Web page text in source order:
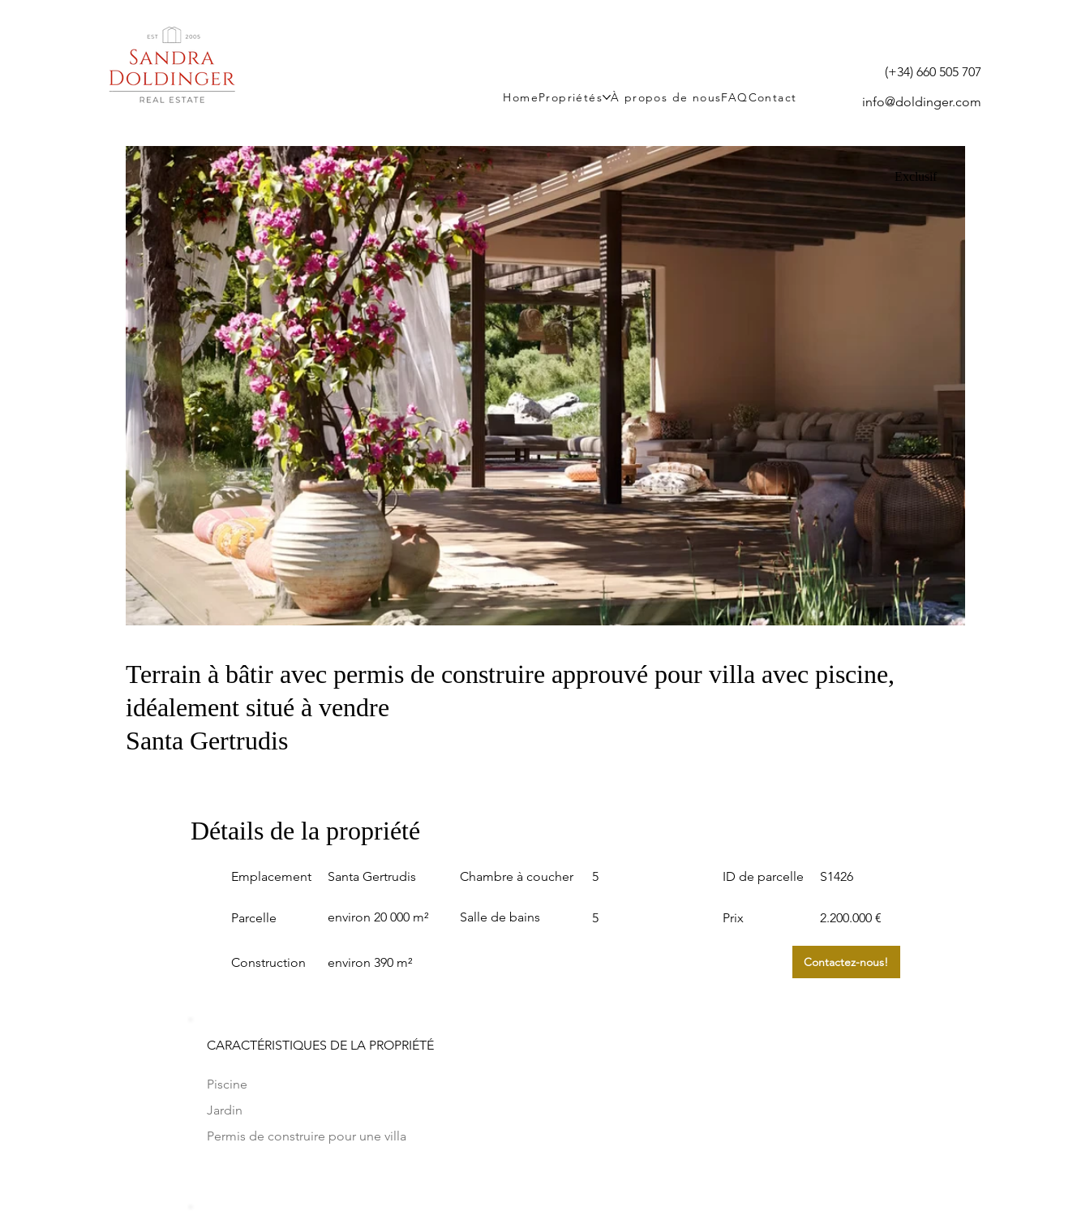
HomePropriétés À propos de nousFAQContact info@doldinger.com
(+34) 660 505 707
Exclusif
Terrain à bâtir avec permis de construire approuvé pour villa avec piscine,
idéalement situé à vendre
Santa Gertrudis
Détails de la propriété
Emplacement
Parcelle
Construction
Santa Gertrudis
environ 20 000 m²
environ 390 m²
Chambre à coucher
Salle de bains
5
5
ID de parcelle
Prix
S1426
2.200.000 €
Contactez-nous!
CARACTÉRISTIQUES DE LA PROPRIÉTÉ
Piscine
Jardin
Permis de construire pour une villa